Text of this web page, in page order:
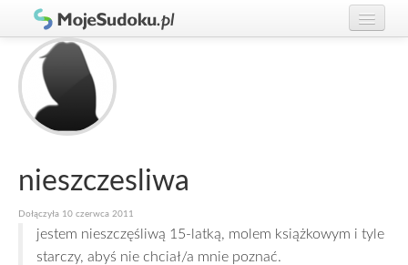
Graj w Sudoku!
Zasady Sudoku
Rankingi
Gracze
nieszczesliwa
Dołączyła 10 czerwca 2011
jestem nieszczęśliwą 15-latką, molem książkowym i tyle
starczy, abyś nie chciał/a mnie poznać.